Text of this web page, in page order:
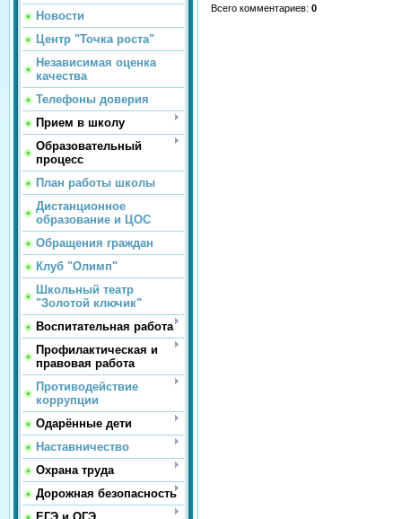
Новости
Центр "Точка роста"
Независимая оценка
качества
Телефоны доверия
Прием в школу
Образовательный
процесс
План работы школы
Дистанционное
образование и ЦОС
Обращения граждан
Клуб "Олимп"
Школьный театр
"Золотой ключик"
Воспитательная работа
Профилактическая и
правовая работа
Противодействие
коррупции
Одарённые дети
Наставничество
Охрана труда
Дорожная безопасность
Всего комментариев: 0